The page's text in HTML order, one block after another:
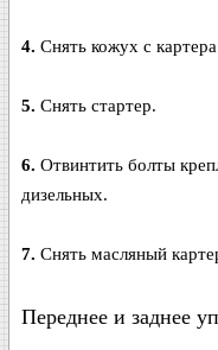
4. Снять кожух с
5. Снять стартер.
6. Отвинтить болты
дизельных.
7. Снять масляный
Переднее и заднее